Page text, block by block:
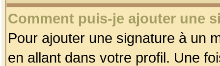
Comment puis-je ajouter une
Pour ajouter une signature à un
en allant dans votre profil. Une